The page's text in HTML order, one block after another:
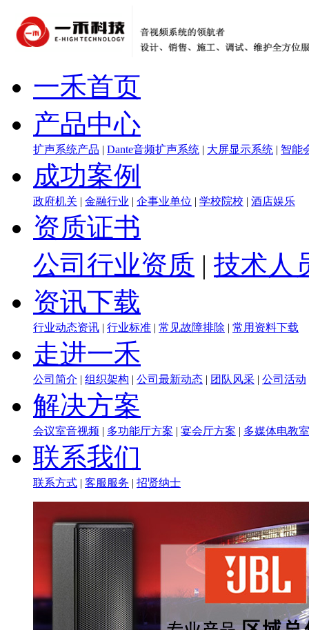
一禾首页
产品中心
扩声系统产品 | Dante音频扩声系统 | 大屏显示系统 | 智能
成功案例
政府机关 | 金融行业 | 企事业单位 | 学校院校 | 酒店娱乐
资质证书
公司行业资质 | 技术人
资讯下载
行业动态资讯 | 行业标准 | 常见故障排除 | 常用资料下载
走进一禾
公司简介 | 组织架构 | 公司最新动态 | 团队风采 | 公司活动
解决方案
会议室音视频 | 多功能厅方案 | 宴会厅方案 | 多媒体电教室
联系我们
联系方式 | 客服服务 | 招贤纳士